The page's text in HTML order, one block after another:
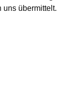
uns übermittelt.